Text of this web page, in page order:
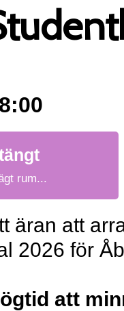
rum...
äran att
2026 för
att